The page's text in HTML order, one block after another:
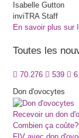
Isabelle Gutton
inviTRA Staff
En savoir plus sur
Toutes les
70.276 539
Don d'ovocytes
Recevoir un don
Combien ça coûte?